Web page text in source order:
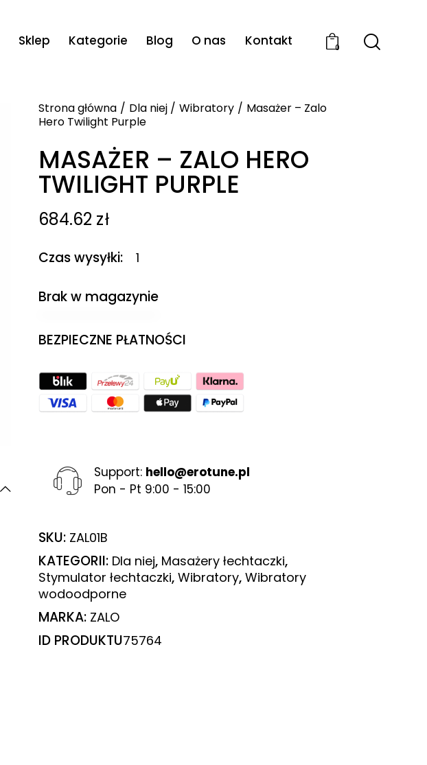
Sklep Kategorie Blog O nas Kontakt 0
Strona główna Dla niej Wibratory
Masażer – Zalo
Hero Twilight Purple
MASAŻER – ZALO HERO
TWILIGHT PURPLE
684.62 zł
Czas wysyłki 1
Brak w magazynie
BEZPIECZNE PŁATNOŚCI
Support: hello@erotune.pl
Pon - Pt 9:00 - 15:00
SKU: ZAL01B
KATEGORII: Dla niej, Masażery łechtaczki,
Stymulator łechtaczki, Wibratory, Wibratory
wodoodporne
MARKA: ZALO
ID PRODUKTU75764